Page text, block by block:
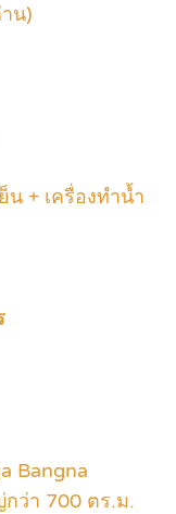
น)
น + เครื่องทำน้ำ
Bangna
ว่า 700 ตร.ม.